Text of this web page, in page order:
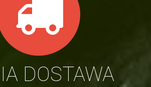
DOSTAWA